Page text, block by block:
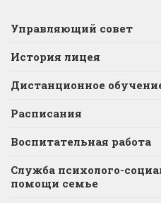
Управляющий совет
История лицея
Дистанционное
Расписания
Воспитательная работа
Служба психолого-
помощи семье